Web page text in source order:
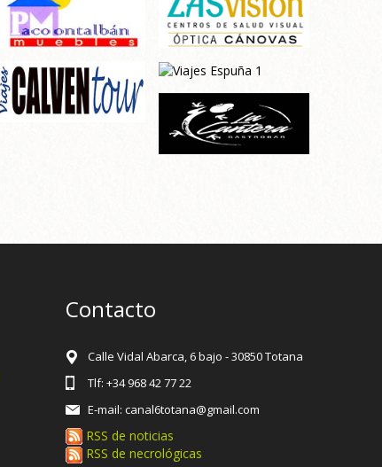
Contacto
Calle Vidal Abarca, 6 bajo - 30850 Totana
Tlf: +34 968 42 77 22
E-mail: canal6totana@gmail.com
RSS de noticias
RSS de necrológicas